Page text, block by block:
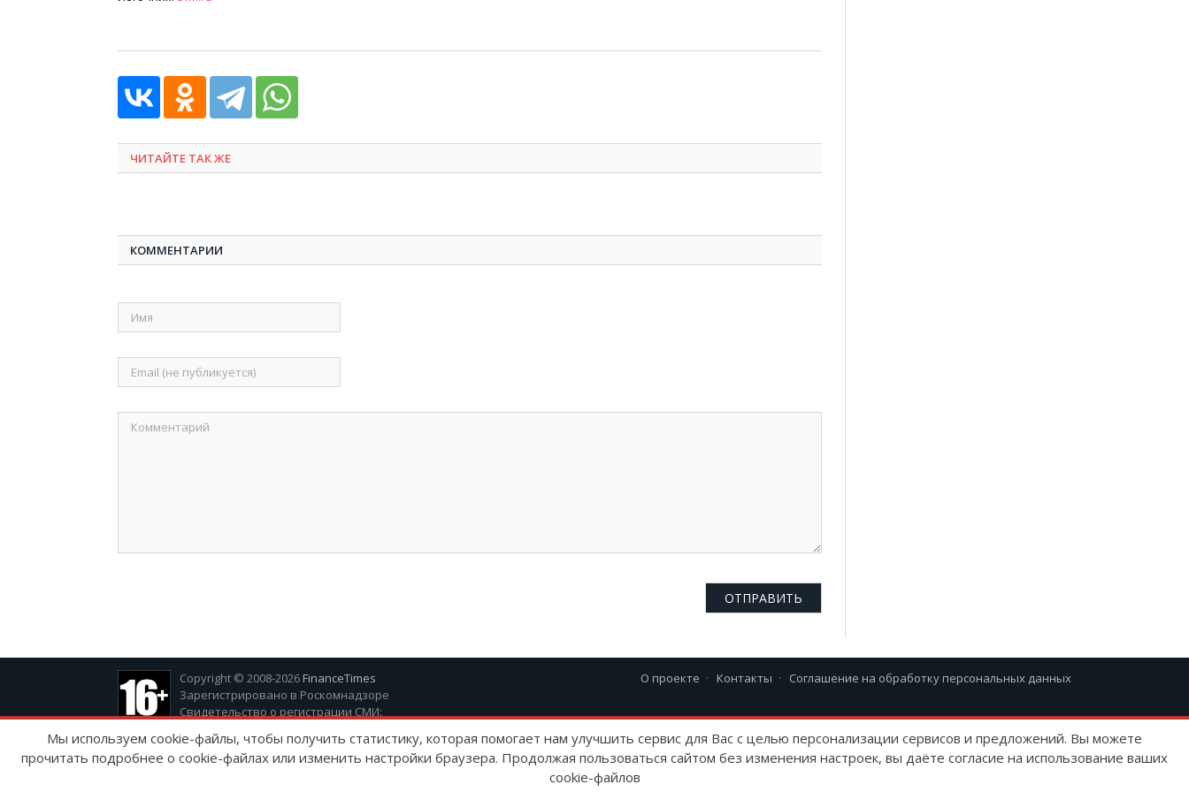
ЧИТАЙТЕ ТАК ЖЕ
КОММЕНТАРИИ
Copyright © 2008-2026 FinanceTimes
Зарегистрировано в Роскомнадзоре
Свидетельство о регистрации СМИ:
О проекте Контакты Соглашение на обработку персональных данных
Мы используем cookie-файлы, чтобы получить статистику, которая помогает нам улучшить сервис для Вас с целью персонализации сервисов и предложений. Вы можете
прочитать подробнее о cookie-файлах или изменить настройки браузера. Продолжая пользоваться сайтом без изменения настроек, вы даёте согласие на использование ваших
cookie-файлов